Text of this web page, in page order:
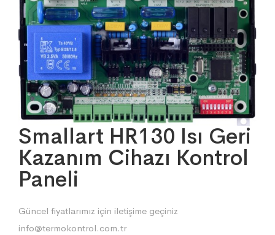
Smallart HR130 Isı Geri
Kazanım Cihazı Kontrol
Paneli
Güncel fiyatlarımız için iletişime geçiniz
info@termokontrol.com.tr